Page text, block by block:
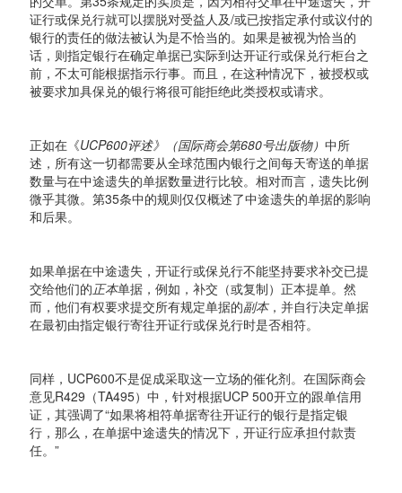
证行或保兑行就可以摆脱对受益人及/或已按指定承付或议付的
银行的责任的做法被认为是不恰当的。如果是被视为恰当的
话，则指定银行在确定单据已实际到达开证行或保兑行柜台之
前，不太可能根据指示行事。而且，在这种情况下，被授权或
被要求加具保兑的银行将很可能拒绝此类授权或请求。
正如在《UCP600评述》（国际商会第680号出版物） 中所
述，所有这一切都需要从全球范围内银行之间每天寄送的单据
数量与在中途遗失的单据数量进行比较。相对而言，遗失比例
微乎其微。第35条中的规则仅仅概述了中途遗失的单据的影响
和后果。
如果单据在中途遗失，开证行或保兑行不能坚持要求补交已提
交给他们的正本单据，例如，补交（或复制）正本提单。然
而，他们有权要求提交所有规定单据的副本，并自行决定单据
在最初由指定银行寄往开证行或保兑行时是否相符。
同样，UCP600不是促成采取这一立场的催化剂。在国际商会
意见R429（TA495）中，针对根据UCP 500开立的跟单信用
证，其强调了“如果将相符单据寄往开证行的银行是指定银
行，那么，在单据中途遗失的情况下，开证行应承担付款责
任。”